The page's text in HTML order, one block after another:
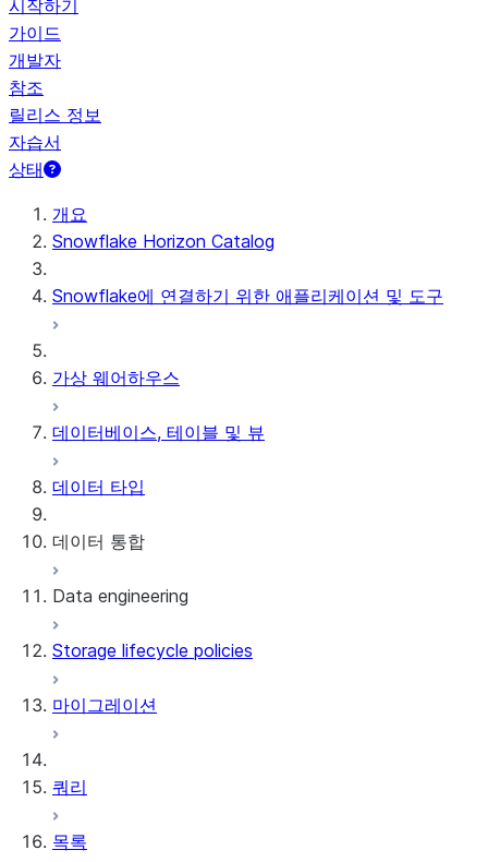
시작하기
가이드
개발자
참조
릴리스 정보
자습서
상태
개요
Snowflake Horizon Catalog
Snowflake에 연결하기 위한 애플리케이션 및 도구
가상 웨어하우스
데이터베이스, 테이블 및 뷰
데이터 타입
데이터 통합
Snowflake Openflow
Apache Iceberg™
Apache Iceberg™ 테이블
Data engineering
데이터 로딩
동적 테이블
Storage lifecycle policies
마이그레이션
쿼리
목록